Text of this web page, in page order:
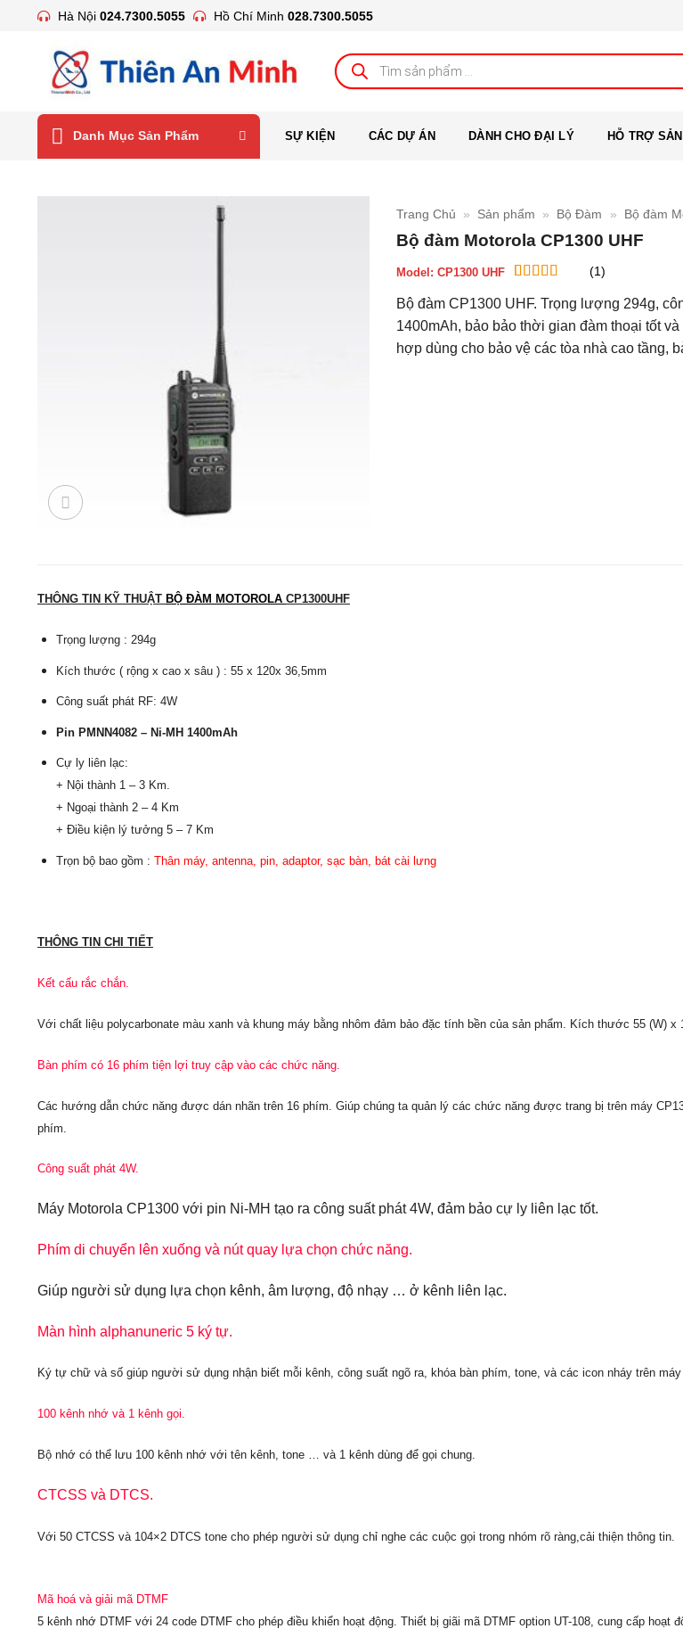
Hà Nội 024.7300.5055 Hồ Chí Minh 028.7300.5055
Tìm
kiếm
sản
phẩm
Danh Mục Sản Phẩm SỰ KIỆN CÁC DỰ ÁN DÀNH CHO ĐẠI LÝ HỖ TRỢ
Trang Chủ » Sản phẩm » Bộ Đàm » Bộ đàm
Bộ đàm Motorola CP1300 UHF
Model:CP1300 UHF
trên đánh
giá
(1)
Bộ đàm CP1300 UHF. Trọng lượng 294g,
1400mAh, bảo bảo thời gian đàm thoại tốt
hợp dùng cho bảo vệ các tòa nhà cao tầng,
THÔNG TIN KỸ THUẬT BỘ ĐÀM MOTOROLA CP1300UHF
Trọng lượng : 294g
Kích thước ( rộng x cao x sâu ) : 55 x 120x 36,5mm
Công suất phát RF: 4W
Pin PMNN4082 – Ni-MH 1400mAh
Cự ly liên lạc:
+ Nội thành 1 – 3 Km.
+ Ngoại thành 2 – 4 Km
+ Điều kiện lý tưởng 5 – 7 Km
Trọn bộ bao gồm : Thân máy, antenna, pin, adaptor, sạc bàn, bát cài lưng
THÔNG TIN CHI TIẾT
Kết cấu rắc chắn.
Với chất liệu polycarbonate màu xanh và khung máy bằng nhôm đảm bảo đặc tính bền của sản phẩm. Kích thước 55 (W)
Bàn phím có 16 phím tiện lợi truy cập vào các chức năng.
Các hướng dẫn chức năng được dán nhãn trên 16 phím. Giúp chúng ta quản lý các chức năng được trang bị trên máy
phím.
Công suất phát 4W.
Máy Motorola CP1300 với pin Ni-MH tạo ra công suất phát 4W, đảm bảo cự ly liên lạc tốt.
Phím di chuyển lên xuống và nút quay lựa chọn chức năng.
Giúp người sử dụng lựa chọn kênh, âm lượng, độ nhạy … ở kênh liên lạc.
Màn hình alphanuneric 5 ký tự.
Ký tự chữ và số giúp người sử dụng nhận biết mỗi kênh, công suất ngõ ra, khóa bàn phím, tone, và các icon nháy trên
100 kênh nhớ và 1 kênh gọi.
Bộ nhớ có thể lưu 100 kênh nhớ với tên kênh, tone … và 1 kênh dùng để gọi chung.
CTCSS và DTCS.
Với 50 CTCSS và 104×2 DTCS tone cho phép người sử dụng chỉ nghe các cuộc gọi trong nhóm rõ ràng,cải thiện thông tin.
Mã hoá và giải mã DTMF
5 kênh nhớ DTMF với 24 code DTMF cho phép điều khiển hoạt động. Thiết bị giãi mã DTMF option UT-108, cung cấp hoạt